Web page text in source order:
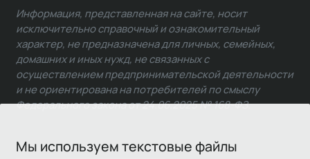
Мы используем текстовые файлы
Информация, представленная на сайте, носит
исключительно справочный и ознакомительный
характер, не предназначена для личных, семейных,
домашних и иных нужд, не связанных с
осуществлением предпринимательской деятельности
и не ориентирована на потребителей по смыслу
Федерального закона от 24.06.2025 № 168-ФЗ.